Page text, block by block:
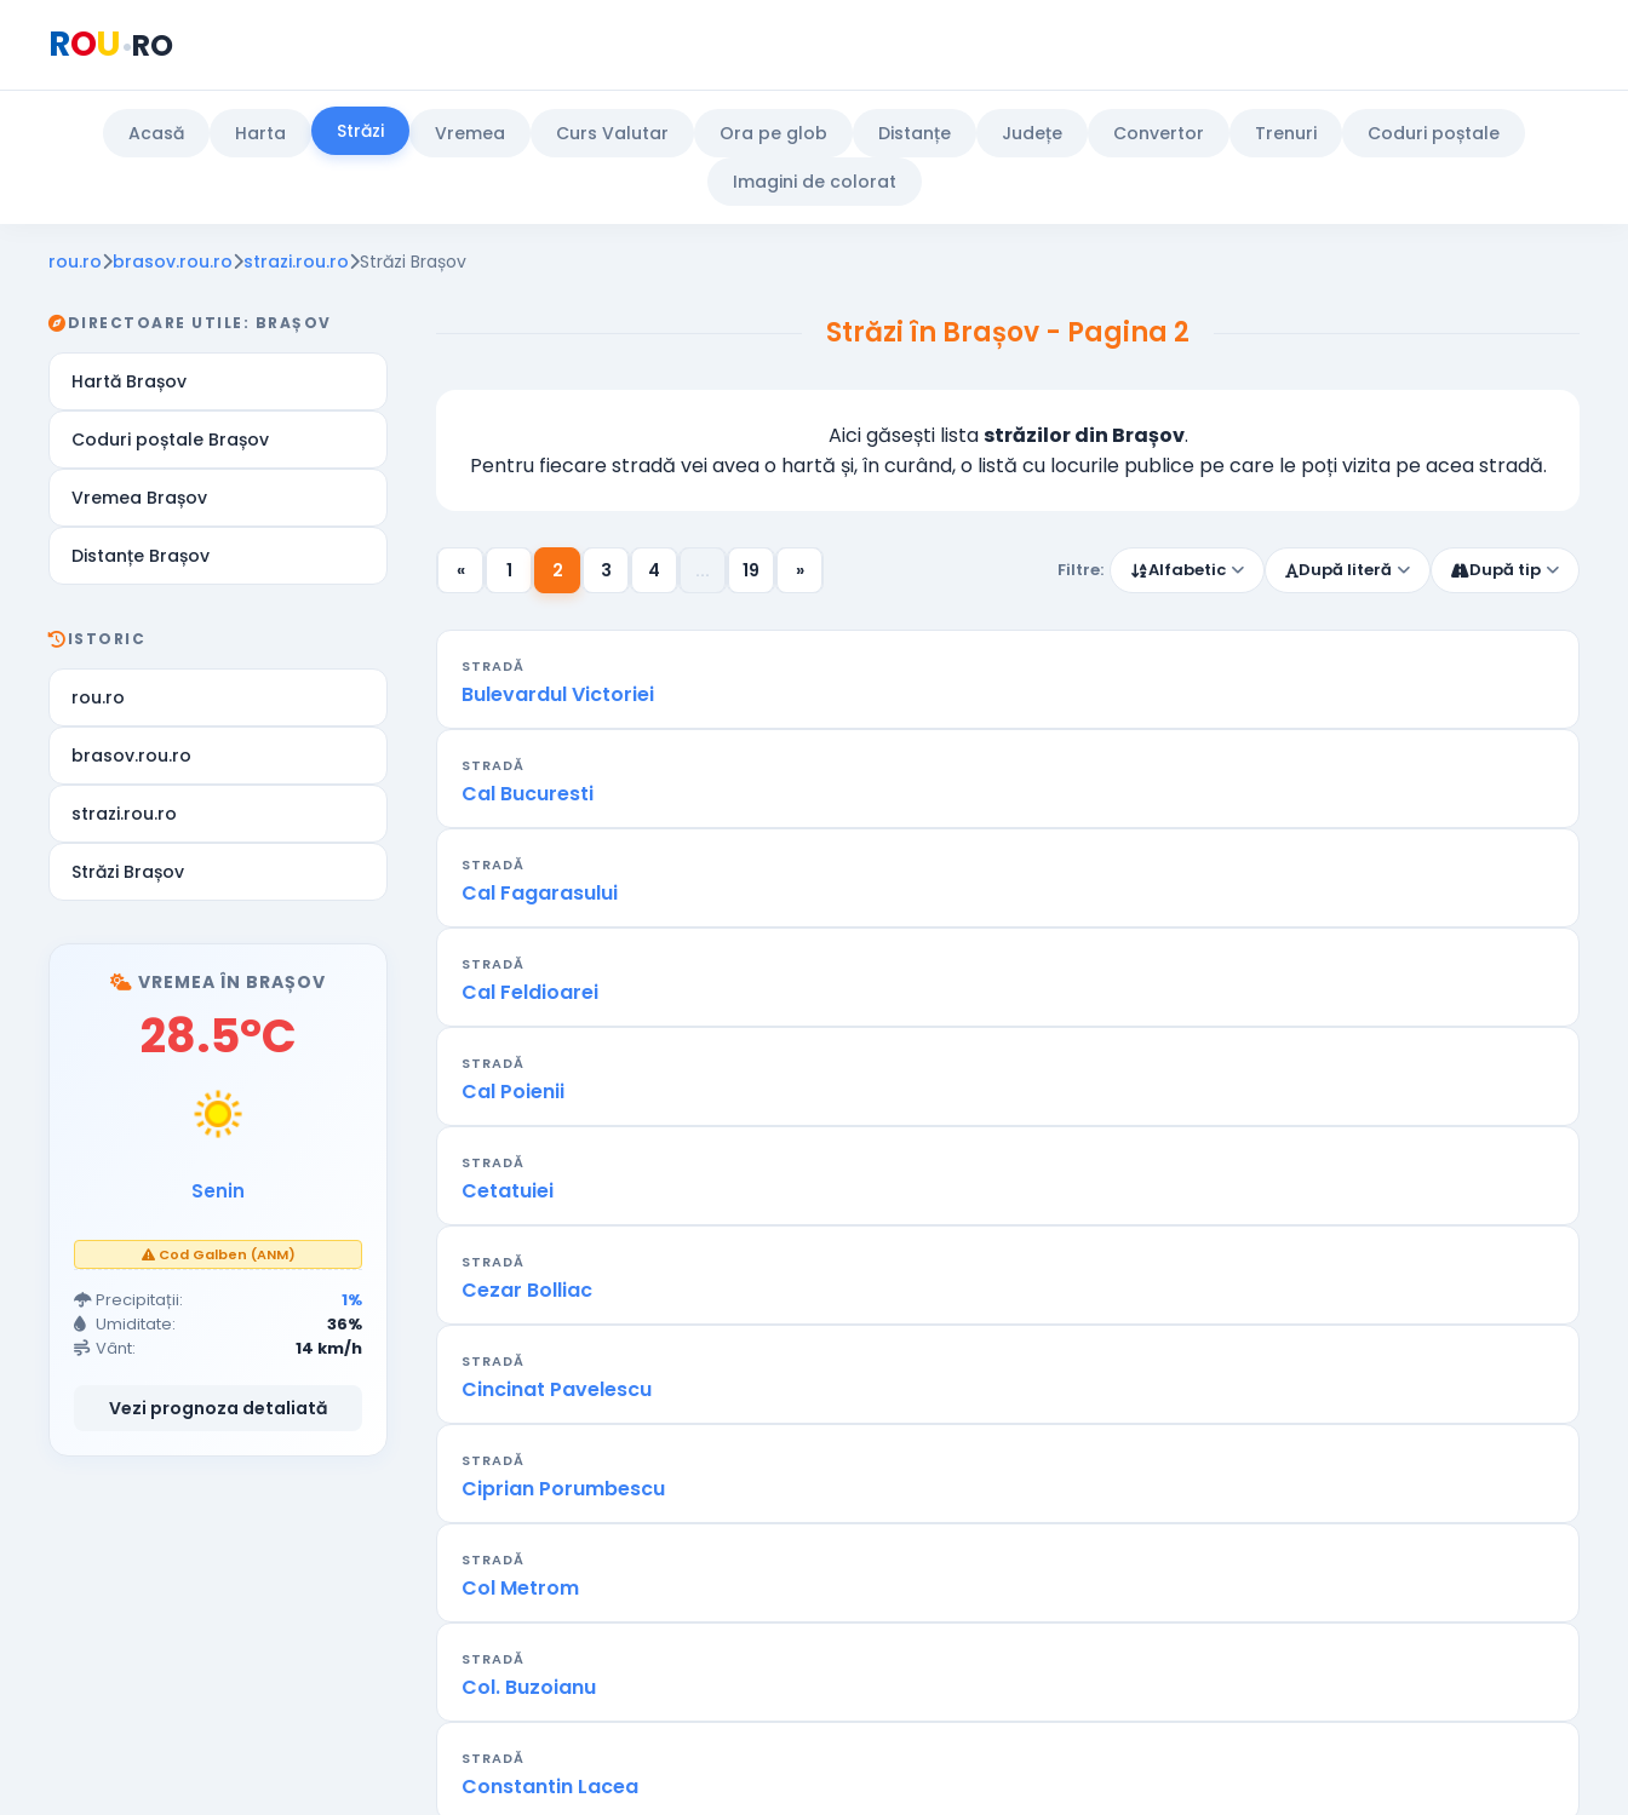
ROU•RO
Acasă Harta Străzi Vremea Curs Valutar Ora pe glob Distanțe Județe Convertor Trenuri
Coduri poștale
Imagini de colorat
rou.ro brasov.rou.ro strazi.rou.ro Străzi Brașov
DIRECTOARE UTILE: BRAȘOV
Hartă Brașov
Coduri poștale Brașov
Vremea Brașov
Distanțe Brașov
ISTORIC
rou.ro
brasov.rou.ro
strazi.rou.ro
Străzi Brașov
VREMEA ÎN BRAȘOV
28.5°C
Senin
Cod Galben (ANM)
Precipitații:
1%
Umiditate:
36%
Vânt:
14 km/h
Vezi prognoza detaliată
Străzi în Brașov - Pagina 2
Aici găsești listastrăzilor din Brașov.
Pentru fiecare stradă vei avea o hartă și, în curând, o listă cu locurile publice pe care le poți vizita pe acea stradă.
« 1 2 3 4 ... 19 » Filtre: Alfabetic După literă După tip
STRADĂ
Bulevardul Victoriei
STRADĂ
Cal Bucuresti
STRADĂ
Cal Fagarasului
STRADĂ
Cal Feldioarei
STRADĂ
Cal Poienii
STRADĂ
Cetatuiei
STRADĂ
Cezar Bolliac
STRADĂ
Cincinat Pavelescu
STRADĂ
Ciprian Porumbescu
STRADĂ
Col Metrom
STRADĂ
Col. Buzoianu
STRADĂ
Constantin Lacea